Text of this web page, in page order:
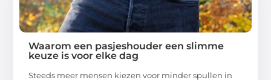
Waarom een pasjeshouder een slimme
keuze is voor elke dag
Steeds meer mensen kiezen voor minder spullen in